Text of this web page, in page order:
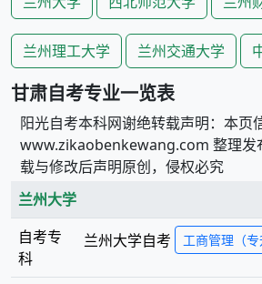
兰州理工大学 兰州交通大学
甘肃自考专业一览表
阳光自考本科网谢绝转载声明：本页
www.zikaobenkewang.com 整理发
载与修改后声明原创，侵权必究
兰州大学
自考专
科
兰州大学自考 工商管理（专